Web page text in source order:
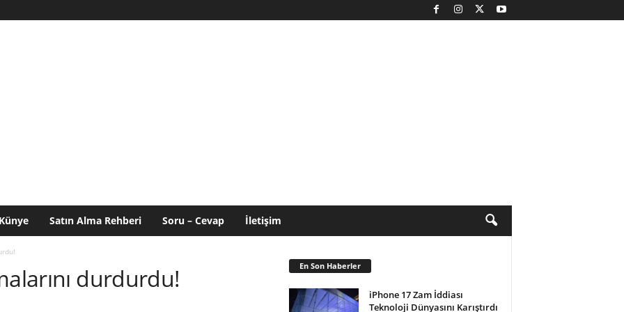
Künye Satın Alma Rehberi Soru – Cevap İletişim
durdurdu! En Son Haberler
iPhone 17 Zam İddiası
Teknoloji Dünyasını Karıştırdı